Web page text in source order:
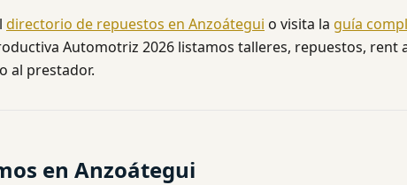
directorio de repuestos en Anzoátegui o visita la guía
Automotriz 2026 listamos talleres, repuestos, rent
al prestador.
en Anzoátegui